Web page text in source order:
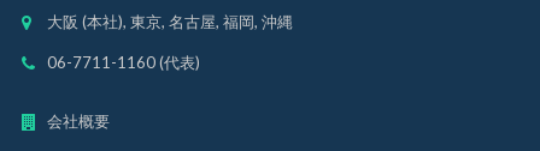
大阪 (本社), 東京, 名古屋, 福岡, 沖縄
06-7711-1160 (代表)
会社概要